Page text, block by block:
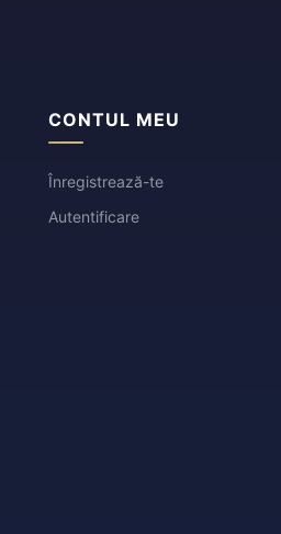
CONTUL MEU
Înregistrează-te
Autentificare